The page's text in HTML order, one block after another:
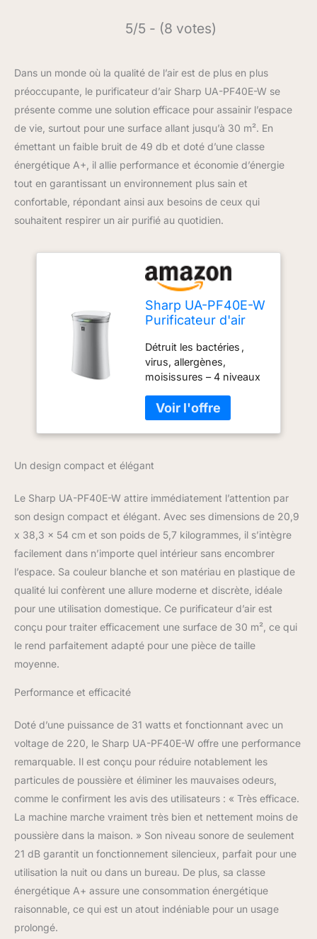
5/5 - (8 votes)
Dans un monde où la qualité de l’air est de plus en plus
préoccupante, le purificateur d’air Sharp UA-PF40E-W se
présente comme une solution efficace pour assainir l’espace
de vie, surtout pour une surface allant jusqu’à 30 m². En
émettant un faible bruit de 49 db et doté d’une classe
énergétique A+, il allie performance et économie d’énergie
tout en garantissant un environnement plus sain et
confortable, répondant ainsi aux besoins de ceux qui
souhaitent respirer un air purifié au quotidien.
Sharp UA-PF40E-W
Purificateur d'air
30m2, 49 db, Blanc
Détruit les bactéries ,
virus, allergènes,
moisissures – 4 niveaux
applicable jusqu'à 30 m²
éliminer les odeurs et
l'électricité statique
l'hydratation de la peau
dans l'air
Un design compact et élégant
Le Sharp UA-PF40E-W attire immédiatement l’attention par
son design compact et élégant. Avec ses dimensions de 20,9
x 38,3 x 54 cm et son poids de 5,7 kilogrammes, il s’intègre
facilement dans n’importe quel intérieur sans encombrer
l’espace. Sa couleur blanche et son matériau en plastique de
qualité lui confèrent une allure moderne et discrète, idéale
pour une utilisation domestique. Ce purificateur d’air est
conçu pour traiter efficacement une surface de 30 m², ce qui
le rend parfaitement adapté pour une pièce de taille
moyenne.
Performance et efficacité
Doté d’une puissance de 31 watts et fonctionnant avec un
voltage de 220, le Sharp UA-PF40E-W offre une performance
remarquable. Il est conçu pour réduire notablement les
particules de poussière et éliminer les mauvaises odeurs,
comme le confirment les avis des utilisateurs : « Très efficace.
La machine marche vraiment très bien et nettement moins de
poussière dans la maison. » Son niveau sonore de seulement
21 dB garantit un fonctionnement silencieux, parfait pour une
utilisation la nuit ou dans un bureau. De plus, sa classe
énergétique A+ assure une consommation énergétique
raisonnable, ce qui est un atout indéniable pour un usage
prolongé.